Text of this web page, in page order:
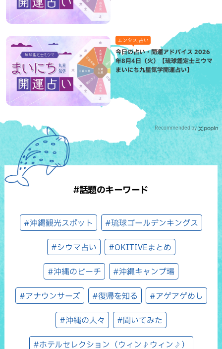
エンタメ,占い
今日の占い・開運アドバイス 2026
年8月4日（火）【琉球鑑定士ミウマ
まいにち九星気学開運占い】
Recommended by
#話題のキーワード
#沖縄観光スポット #琉球ゴールデンキングス
#シウマ占い #OKITIVEまとめ
#沖縄のビーチ #沖縄キャンプ場
#アナウンサーズ #復帰を知る #アゲアゲめし
#沖縄の人々 #聞いてみた
#ホテルセレクション（ウィン♪ウィン♪）